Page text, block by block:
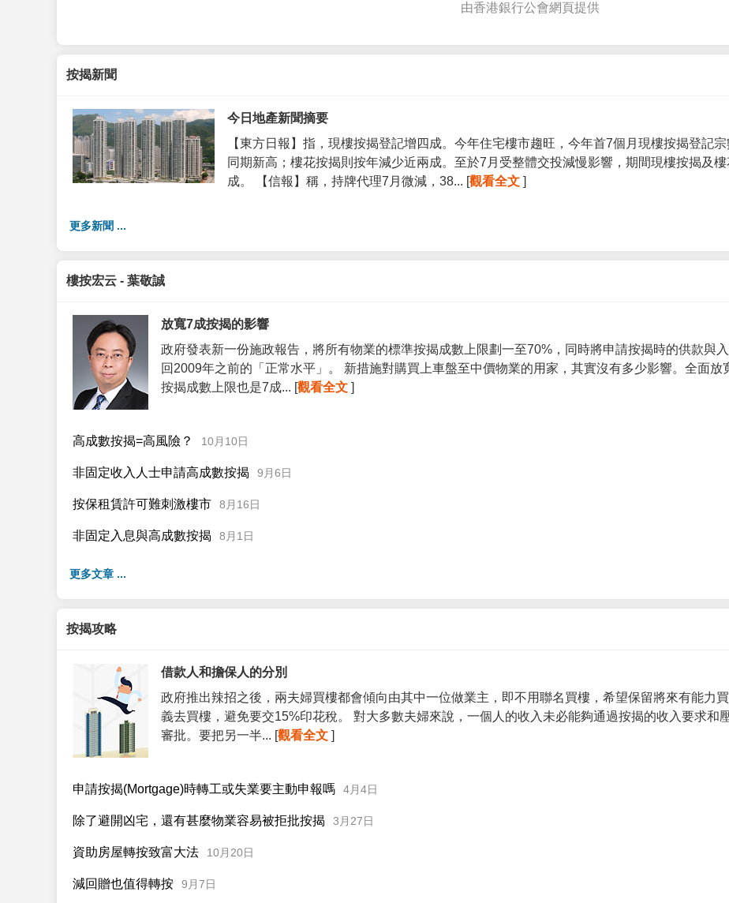
由香港銀行公會網頁提供
按揭新聞
今日地產新聞摘要
【東方日報】指，現樓按揭登記增四成。今年住宅樓市趨旺，今年首7個月現樓按揭登記
同期新高；樓花按揭則按年減少近兩成。至於7月受整體交投減慢影響，期間現樓按揭及
成。 【信報】稱，持牌代理7月微減，38... [觀看全文 ]
更多新聞 ...
樓按宏云 - 葉敬誠
放寬7成按揭的影響
政府發表新一份施政報告，將所有物業的標準按揭成數上限劃一至70%，同時將申請按揭時的供款與
回2009年之前的「正常水平」。 新措施對購買上車盤至中價物業的用家，其實沒有多少影響。全面
按揭成數上限也是7成... [觀看全文 ]
高成數按揭=高風險？ 10月10日
非固定收入人士申請高成數按揭 9月6日
按保租賃許可難刺激樓市 8月16日
非固定入息與高成數按揭 8月1日
更多文章 ...
按揭攻略
借款人和擔保人的分別
政府推出辣招之後，兩夫婦買樓都會傾向由其中一位做業主，即不用聯名買樓，希望保留將來有能力
義去買樓，避免要交15%印花稅。 對大多數夫婦來說，一個人的收入未必能夠通過按揭的收入要求和
審批。要把另一半... [觀看全文 ]
申請按揭(Mortgage)時轉工或失業要主動申報嗎 4月4日
除了避開凶宅，還有甚麼物業容易被拒批按揭 3月27日
資助房屋轉按致富大法 10月20日
減回贈也值得轉按 9月7日